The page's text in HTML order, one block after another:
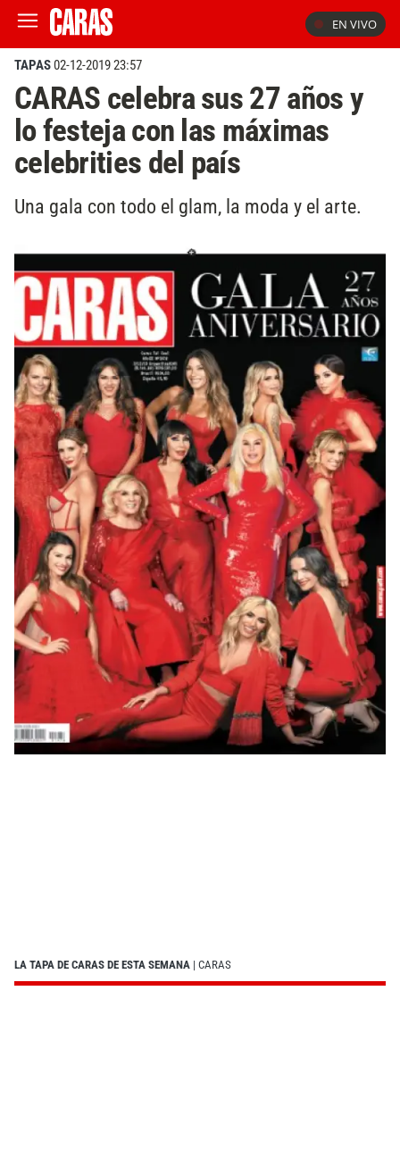
EN VIVO
TAPAS02-12-2019 23:57
CARAS celebra sus 27 años y
lo festeja con las máximas
celebrities del país
Una gala con todo el glam, la moda y el arte.
LA TAPA DE CARAS DE ESTA SEMANA | CARAS